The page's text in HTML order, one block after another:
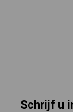
Schrijf u